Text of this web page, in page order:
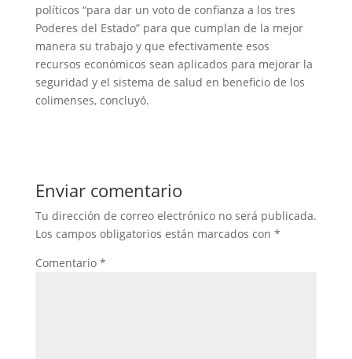
políticos “para dar un voto de confianza a los tres
Poderes del Estado” para que cumplan de la mejor
manera su trabajo y que efectivamente esos
recursos económicos sean aplicados para mejorar la
seguridad y el sistema de salud en beneficio de los
colimenses, concluyó.
Enviar comentario
Tu dirección de correo electrónico no será publicada.
Los campos obligatorios están marcados con *
Comentario *